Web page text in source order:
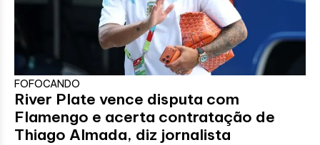
FOFOCANDO
River Plate vence disputa com
Flamengo e acerta contratação de
Thiago Almada, diz jornalista